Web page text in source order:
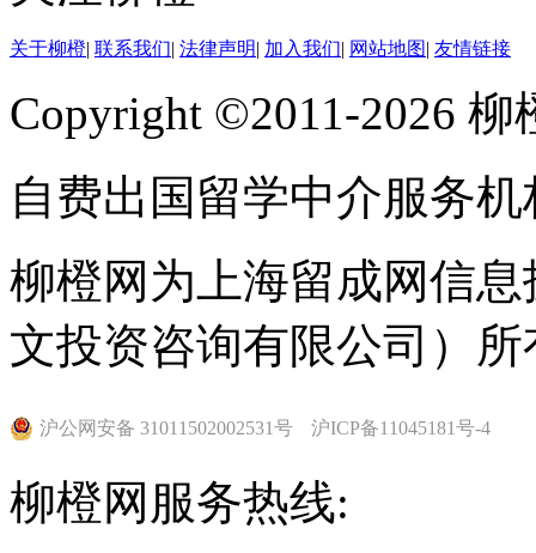
关于柳橙| 联系我们| 法律声明| 加入我们| 网站地图| 友情链接
Copyright ©2011-2026
自费出国留学中介服务
柳橙网为上海留成网信
文投资咨询有限公司）所
沪公网安备 31011502002531号 沪ICP备11045181号-4
柳橙网服务热线: